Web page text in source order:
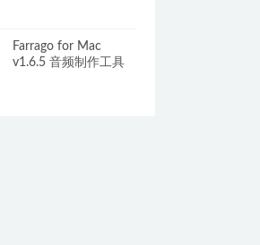
Farrago for Mac
v1.6.5 音频制作工具